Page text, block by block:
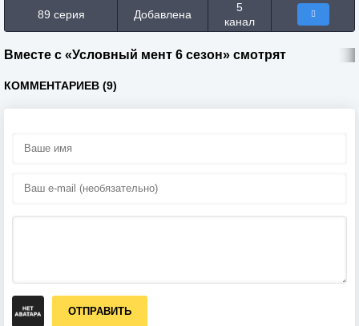
89 серия Добавлена
5
канал
Вместе с «Условный мент 6 сезон» смотрят
КОММЕНТАРИЕВ (9)
ОТПРАВИТЬ